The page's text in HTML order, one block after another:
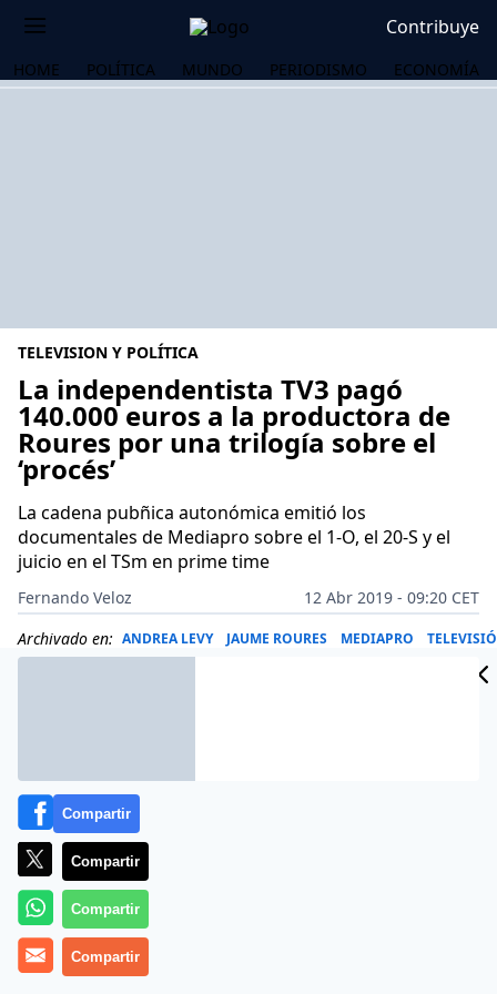
Contribuye
HOME POLÍTICA MUNDO PERIODISMO ECONOMÍA
TELEVISION Y POLÍTICA
La independentista TV3 pagó
140.000 euros a la productora de
Roures por una trilogía sobre el
‘procés’
La cadena pubñica autonómica emitió los
documentales de Mediapro sobre el 1-O, el 20-S y el
juicio en el TSm en prime time
Fernando Veloz
12 Abr 2019 - 09:20 CET
Archivado en: ANDREA LEVY JAUME ROURES MEDIAPRO
Compartir
Compartir
Compartir
Compartir